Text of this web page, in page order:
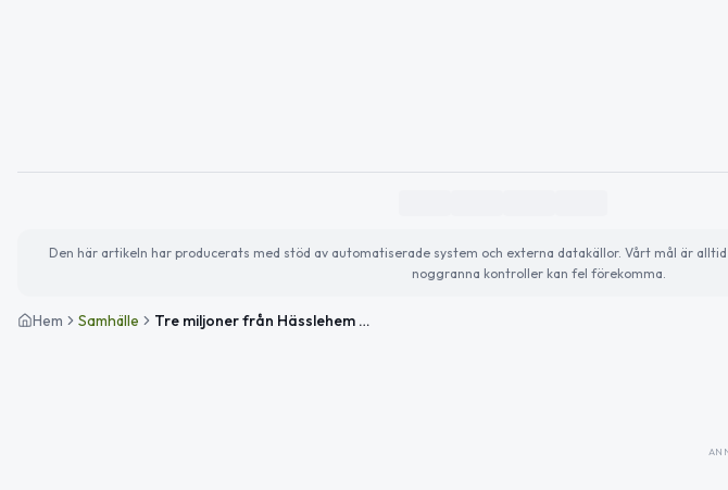
Den här artikeln har producerats med stöd av automatiserade system och externa datakällor. Vårt mål är
noggranna kontroller kan fel förekomma.
Hem Samhälle Tre miljoner från Hässlehem ska stärka sociala insatser